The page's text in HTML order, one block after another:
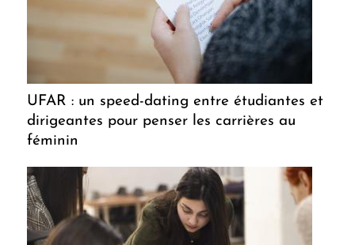
UFAR : un speed-dating entre étudiantes et
dirigeantes pour penser les carrières au
féminin